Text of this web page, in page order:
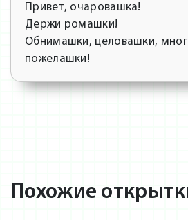
Привет, очаровашка!
Держи ромашки!
Обнимашки, целовашки,
пожелашки!
Похожие